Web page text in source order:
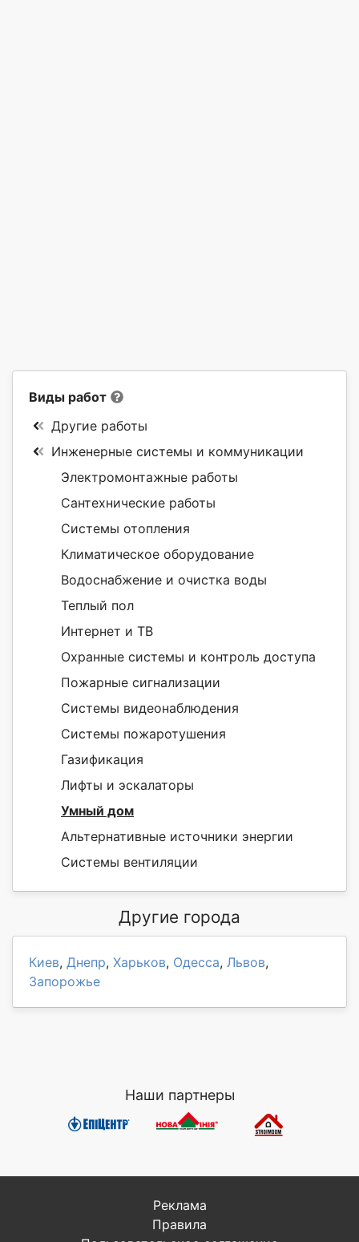
Виды работ
Другие работы
Инженерные системы и коммуникации
Электромонтажные работы
Сантехнические работы
Системы отопления
Климатическое оборудование
Водоснабжение и очистка воды
Теплый пол
Интернет и ТВ
Охранные системы и контроль доступа
Пожарные сигнализации
Системы видеонаблюдения
Системы пожаротушения
Газификация
Лифты и эскалаторы
Умный дом
Альтернативные источники энергии
Системы вентиляции
Другие города
Киев, Днепр, Харьков, Одесса, Львов,
Запорожье
Наши партнеры
Реклама
Правила